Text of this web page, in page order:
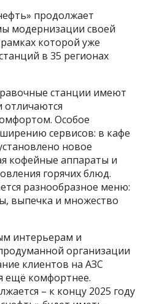
продолжает
модернизации своей
которой уже
в 35 регионах
станции имеют
отличаются
Особое
сервисов: в кафе
новое
кофейные аппараты и
горячих блюд.
разнообразное меню:
выпечка и множество
интерьерам и
организации
клиентов на АЗС
ещё комфортнее.
– к концу 2025 году